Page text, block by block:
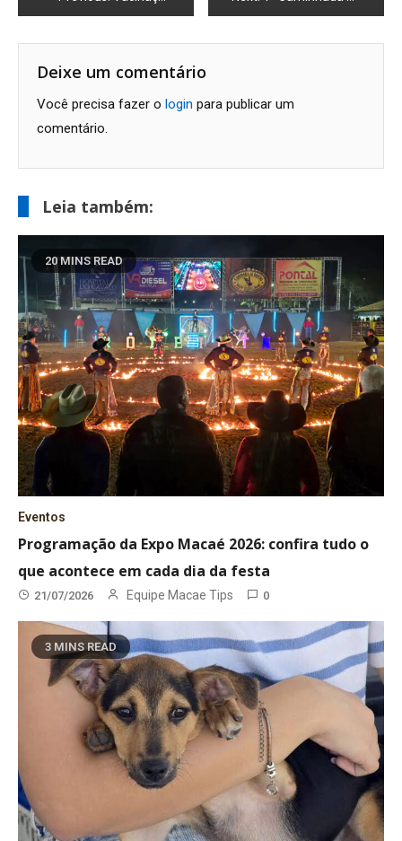
de
Post
Deixe um comentário
Você precisa fazer o login para publicar um
comentário.
Leia também:
20 MINS READ
Eventos
Programação da Expo Macaé 2026: confira tudo o
que acontece em cada dia da festa
21/07/2026 Equipe Macae Tips 0
3 MINS READ